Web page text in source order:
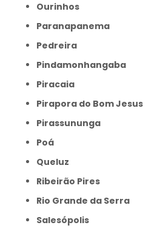
Ourinhos
Paranapanema
Pedreira
Pindamonhangaba
Piracaia
Pirapora do Bom Jesus
Pirassununga
Poá
Queluz
Ribeirão Pires
Rio Grande da Serra
Salesópolis